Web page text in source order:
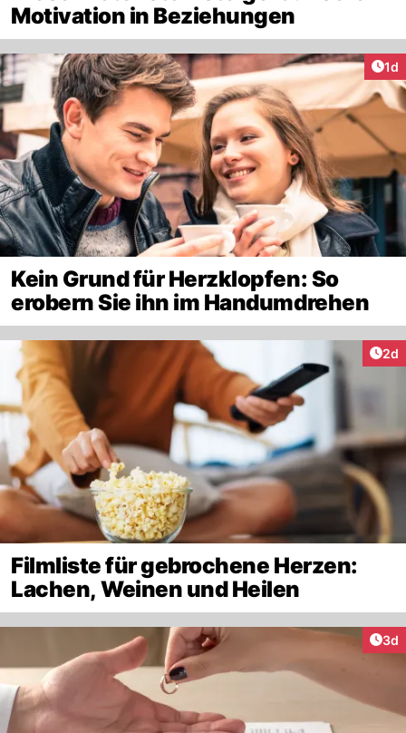
Motivation in Beziehungen
1d
Kein Grund für Herzklopfen: So
erobern Sie ihn im Handumdrehen
2d
Filmliste für gebrochene Herzen:
Lachen, Weinen und Heilen
3d